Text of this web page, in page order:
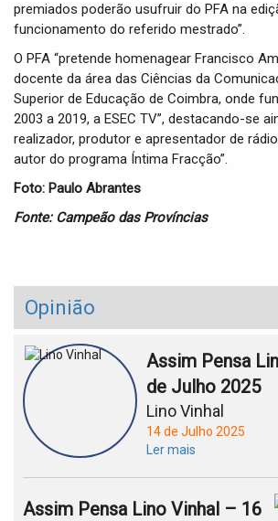
premiados poderão usufruir do PFA na
funcionamento do referido mestrado”.
O PFA “pretende homenagear Francisco
docente da área das Ciências da
Superior de Educação de Coimbra, onde
2003 a 2019, a ESEC TV”, destacando-se
realizador, produtor e apresentador de
autor do programa Íntima Fracção”.
Foto: Paulo Abrantes
Fonte: Campeão das Províncias
Opinião
Assim Pensa
de Julho 2025
Lino Vinhal
14 de Julho 2025
Ler mais
Assim Pensa Lino Vinhal – 16